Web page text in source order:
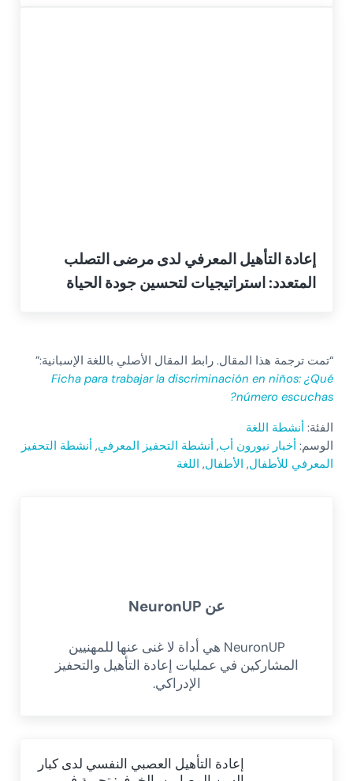
إعادة التأهيل المعرفي لدى مرضى التصلب
المتعدد: استراتيجيات لتحسين جودة الحياة
“تمت ترجمة هذا المقال. رابط المقال الأصلي باللغة الإسبانية:”
Ficha para trabajar la discriminación en niños: ¿Qué
número escuchas?
الفئة: أنشطة اللغة
الوسم: أخبار نيورون أب, أنشطة التحفيز المعرفي, أنشطة التحفيز
المعرفي للأطفال, الأطفال, اللغة
عن NeuronUP
NeuronUP هي أداة لا غنى عنها للمهنيين
المشاركين في عمليات إعادة التأهيل والتحفيز
الإدراكي.
إعادة التأهيل العصبي النفسي لدى كبار